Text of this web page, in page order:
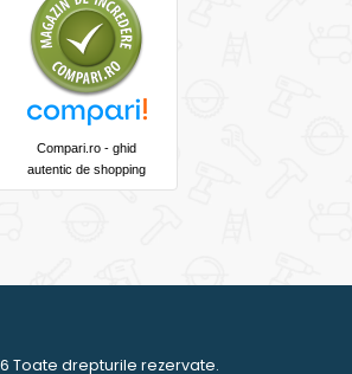
Compari.ro - ghid
autentic de shopping
Toate drepturile rezervate.